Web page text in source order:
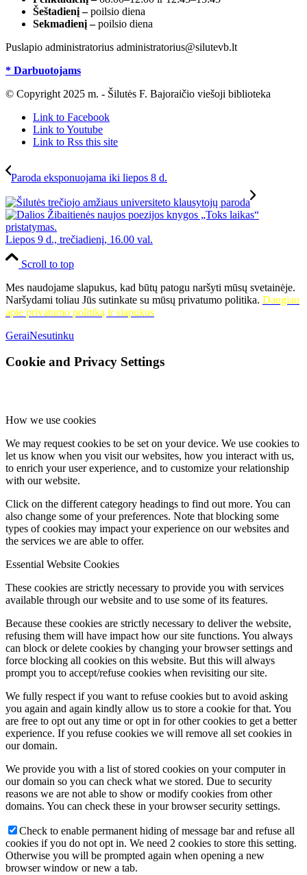
Šeštadienį –poilsio diena
Sekmadienį –poilsio diena
Puslapio administratorius administratorius@silutevb.lt
* Darbuotojams
© Copyright 2025 m. - Šilutės F. Bajoraičio viešoji biblioteka
Link to Facebook
Link to Youtube
Link to Rss this site
Paroda eksponuojama iki liepos 8 d.
Liepos 9 d., trečiadienį, 16.00 val.
Scroll to top
Mes naudojame slapukus, kad būtų patogu naršyti mūsų svetainėje.
Naršydami toliau Jūs sutinkate su mūsų privatumo politika. Daugiau
apie privatumo politiką ir slapukus
GeraiNesutinku
Cookie and Privacy Settings
How we use cookies
We may request cookies to be set on your device. We use cookies to
let us know when you visit our websites, how you interact with us,
to enrich your user experience, and to customize your relationship
with our website.
Click on the different category headings to find out more. You can
also change some of your preferences. Note that blocking some
types of cookies may impact your experience on our websites and
the services we are able to offer.
Essential Website Cookies
These cookies are strictly necessary to provide you with services
available through our website and to use some of its features.
Because these cookies are strictly necessary to deliver the website,
refusing them will have impact how our site functions. You always
can block or delete cookies by changing your browser settings and
force blocking all cookies on this website. But this will always
prompt you to accept/refuse cookies when revisiting our site.
We fully respect if you want to refuse cookies but to avoid asking
you again and again kindly allow us to store a cookie for that. You
are free to opt out any time or opt in for other cookies to get a better
experience. If you refuse cookies we will remove all set cookies in
our domain.
We provide you with a list of stored cookies on your computer in
our domain so you can check what we stored. Due to security
reasons we are not able to show or modify cookies from other
domains. You can check these in your browser security settings.
Check to enable permanent hiding of message bar and refuse all
cookies if you do not opt in. We need 2 cookies to store this setting.
Otherwise you will be prompted again when opening a new
browser window or new a tab.